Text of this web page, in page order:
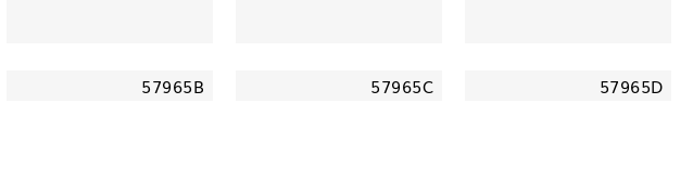
57965B 57965C 57965D